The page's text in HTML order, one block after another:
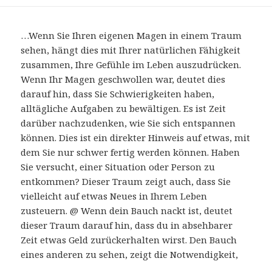
…Wenn Sie Ihren eigenen Magen in einem Traum
sehen, hängt dies mit Ihrer natürlichen Fähigkeit
zusammen, Ihre Gefühle im Leben auszudrücken.
Wenn Ihr Magen geschwollen war, deutet dies
darauf hin, dass Sie Schwierigkeiten haben,
alltägliche Aufgaben zu bewältigen. Es ist Zeit
darüber nachzudenken, wie Sie sich entspannen
können. Dies ist ein direkter Hinweis auf etwas, mit
dem Sie nur schwer fertig werden können. Haben
Sie versucht, einer Situation oder Person zu
entkommen? Dieser Traum zeigt auch, dass Sie
vielleicht auf etwas Neues in Ihrem Leben
zusteuern. @ Wenn dein Bauch nackt ist, deutet
dieser Traum darauf hin, dass du in absehbarer
Zeit etwas Geld zurückerhalten wirst. Den Bauch
eines anderen zu sehen, zeigt die Notwendigkeit,